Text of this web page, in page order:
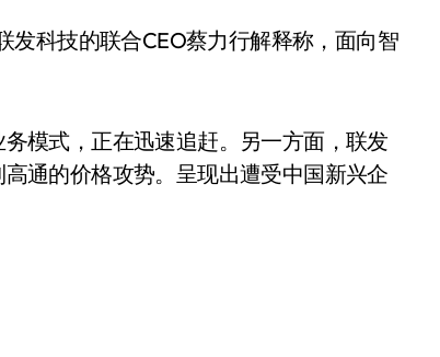
发科技的联合CEO蔡力行解释称，面向智
模式，正在迅速追赶。另一方面，联发
通的价格攻势。呈现出遭受中国新兴企